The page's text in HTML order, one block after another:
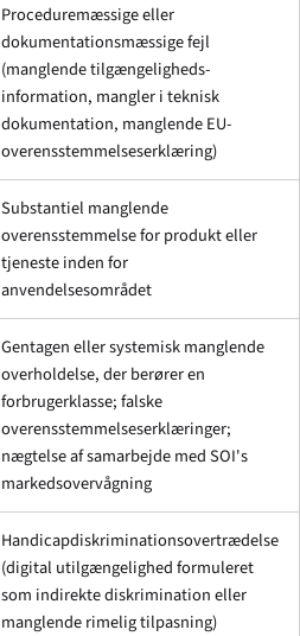
Proceduremæssige eller
dokumentationsmæssige fejl
(manglende tilgængeligheds-
information, mangler i teknisk
dokumentation, manglende EU-
overensstemmelseserklæring)
Substantiel manglende
overensstemmelse for produkt eller
tjeneste inden for
anvendelsesområdet
Gentagen eller systemisk manglende
overholdelse, der berører en
forbrugerklasse; falske
overensstemmelseserklæringer;
nægtelse af samarbejde med SOI's
markedsovervågning
Handicapdiskriminationsovertrædelse
(digital utilgængelighed formuleret
som indirekte diskrimination eller
manglende rimelig tilpasning)